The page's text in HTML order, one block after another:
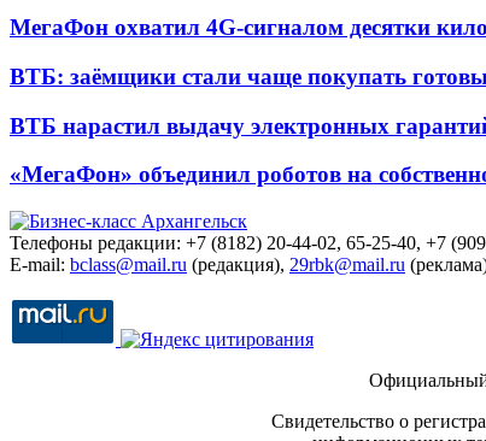
МегаФон охватил 4G-сигналом десятки
ВТБ: заёмщики стали чаще покупать
ВТБ нарастил выдачу электронных
«МегаФон» объединил роботов на
Телефоны редакции: +7 (8182) 20-44-02, 65-25-40, +7
E-mail: bclass@mail.ru (редакция), 29rbk@mail.ru
Свидетельство о